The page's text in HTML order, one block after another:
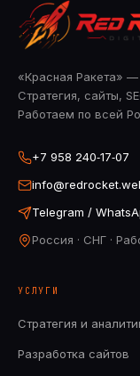
«Красная Ракета» —
Стратегия, сайты,
Работаем по всей
+7 958 240‑17‑07
Telegram /
Россия · СНГ ·
УСЛУГИ
Стратегия и
Разработка сайтов